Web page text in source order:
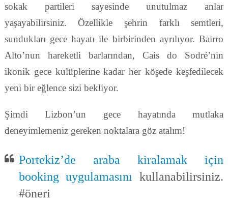
sokak partileri sayesinde unutulmaz anlar
yaşayabilirsiniz. Özellikle şehrin farklı semtleri,
sundukları gece hayatı ile birbirinden ayrılıyor. Bairro
Alto’nun hareketli barlarından, Cais do Sodré’nin
ikonik gece kulüplerine kadar her köşede keşfedilecek
yeni bir eğlence sizi bekliyor.
Şimdi Lizbon’un gece hayatında mutlaka
deneyimlemeniz gereken noktalara göz atalım!
Portekiz’de araba kiralamak için
booking uygulamasını kullanabilirsiniz.
#öneri